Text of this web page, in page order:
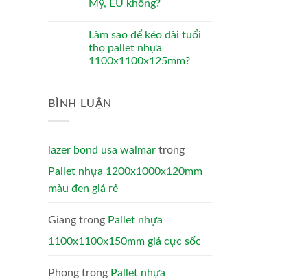
Mỹ, EU không?
Làm sao để kéo dài tuổi
thọ pallet nhựa
1100x1100x125mm?
BÌNH LUẬN
lazer bond usa walmar trong
Pallet nhựa 1200x1000x120mm
màu đen giá rẻ
Giang trong Pallet nhựa
1100x1100x150mm giá cực sốc
Phong trong Pallet nhựa